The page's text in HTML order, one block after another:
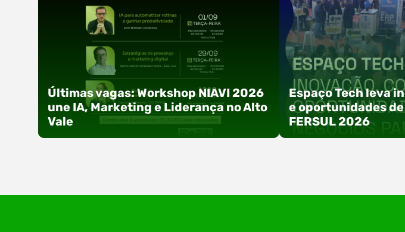
Últimas vagas: Workshop NIAVI 2026
une IA, Marketing e Liderança no Alto
Vale
Espaço Tech leva
e oportunidades
FERSUL 2026